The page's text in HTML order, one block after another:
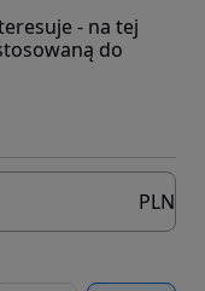
- na tej
do
PLN